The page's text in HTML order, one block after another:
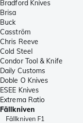
Bradford Knives
Brisa
Buck
Casström
Chris Reeve
Cold Steel
Condor Tool & Knife
Daily Customs
Doble O Knives
ESEE Knives
Extrema Ratio
Fällkniven
Fällkniven F1